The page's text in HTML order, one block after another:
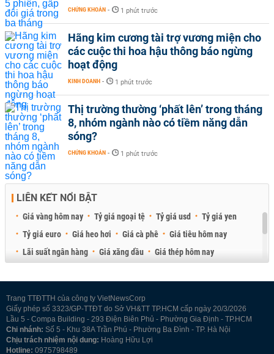
CHỨNG KHOÁN - 1 phút trước
Hãng kim cương tài trợ vương miện cho
các cuộc thi hoa hậu thông báo ngừng
hoạt động
KINH DOANH - 1 phút trước
Thị trường thường ‘phất lên’ trong tháng
8, nhóm ngành nào có tiềm năng dẫn
sóng?
CHỨNG KHOÁN - 1 phút trước
LIÊN KẾT NỔI BẬT
Giá vàng hôm nay Tỷ giá ngoại tệ Tỷ giá usd
Tỷ giá yen
Tỷ giá euro
Giá heo hơi Giá cà phê
Giá tiêu hôm nay
Lãi suất ngân hàng
Giá xăng dầu
Giá thép hôm nay
Trang TTĐTTH của công ty VietNewsCorp
Giấy phép số 3323/GP-TTĐT do Sở VH&TT TP.HCM cấp ngày 20/3/2026
Lầu 5 - Compa Building - 293 Điện Biên Phủ - Phường Gia Định - TP.HCM
Chi nhánh: Số 5 - Khu 38A Trần Phú - Phường Ba Đình - TP. Hà Nội
Chịu trách nhiệm nội dung: Hoàng Hữu Lợi
Hotline: 0975798489